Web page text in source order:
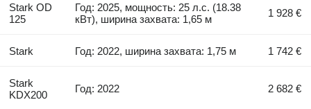
Stark OD
125
Год: 2025, мощность: 25 л.с. (18.38
кВт), ширина захвата: 1,65 м
1 928 €
Stark Год: 2022, ширина захвата: 1,75 м 1 742 €
Stark
KDX200
Год: 2022 2 682 €